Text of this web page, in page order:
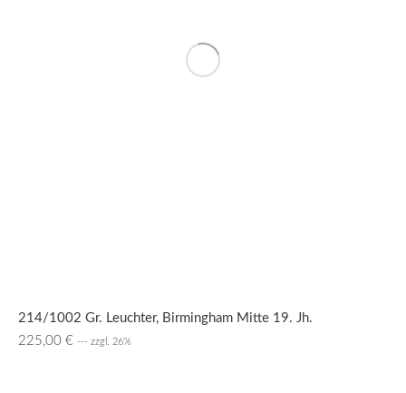
214/1002 Gr. Leuchter, Birmingham Mitte 19. Jh.
225,00 € --- zzgl. 26%